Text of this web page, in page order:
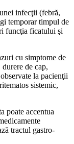
infecţii (febră,
temporar timpul de
funcţia ficatului şi
cu simptome de
de cap,
la pacienţii
sistemic,
poate accentua
tractul gastro-